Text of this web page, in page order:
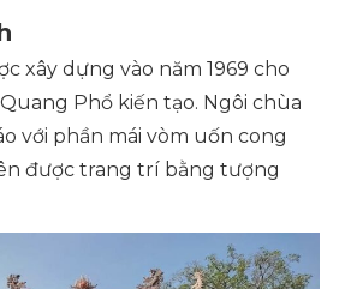
xây dựng vào năm 1969 cho
Phổ kiến tạo. Ngôi chùa
với phần mái vòm uốn cong
được trang trí bằng tượng